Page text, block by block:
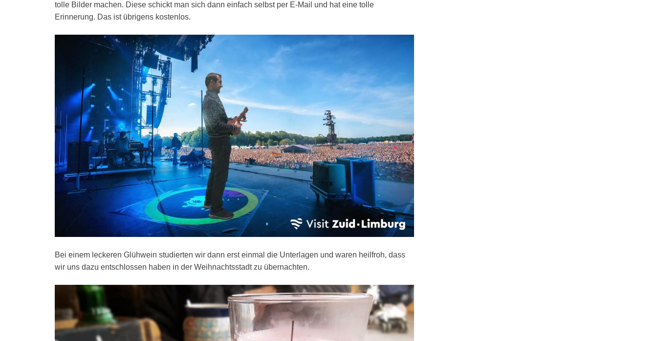
tolle Bilder machen. Diese schickt man sich dann einfach selbst per E-Mail und hat eine tolle
Erinnerung. Das ist übrigens kostenlos.
Bei einem leckeren Glühwein studierten wir dann erst einmal die Unterlagen und waren heilfroh, dass
wir uns dazu entschlossen haben in der Weihnachtsstadt zu übernachten.